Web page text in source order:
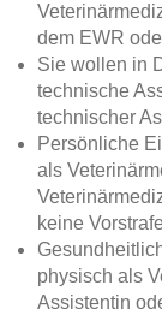
dem EWR
Sie wollen in
technische
technischer
Persönliche
als
keine
physisch als
Assistentin